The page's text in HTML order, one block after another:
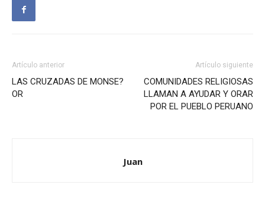
Artículo anterior
LAS CRUZADAS DE MONSE?
OR
Artículo siguiente
COMUNIDADES RELIGIOSAS
LLAMAN A AYUDAR Y ORAR
POR EL PUEBLO PERUANO
Juan